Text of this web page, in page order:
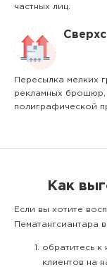
частных лиц.
Пересылка мелких
рекламных брошюр,
полиграфической
Как
Если вы хотите
Пематангсиантара
обратитесь к
клиентов на